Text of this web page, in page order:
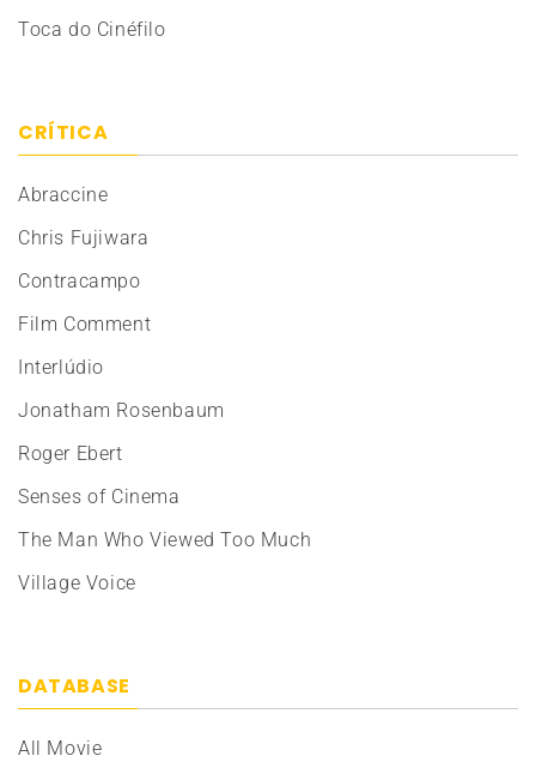
Toca do Cinéfilo
CRÍTICA
Abraccine
Chris Fujiwara
Contracampo
Film Comment
Interlúdio
Jonatham Rosenbaum
Roger Ebert
Senses of Cinema
The Man Who Viewed Too Much
Village Voice
DATABASE
All Movie